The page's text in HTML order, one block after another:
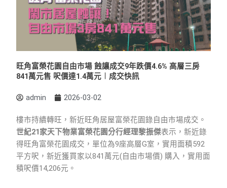
旺角富榮花園自由市場 蝕讓成交9年跌價4.6% 高層三房
841萬元售 呎價達1.4萬元︱成交快訊
admin 2026-03-02
樓市持續轉旺，新近旺角居屋富榮花園錄自由市場成交。
世紀21家天下物業富榮花園分行經理黎振傑表示，新近錄
得旺角富榮花園成交，單位為9座高層G室，實用面積592
平方呎，新近獲買家以841萬元(自由市場價) 購入，實用面
積呎價14,206元。